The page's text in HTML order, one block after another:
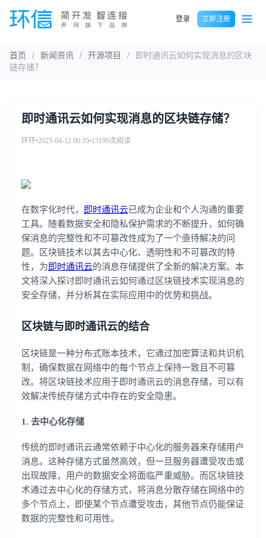
登录 立即注册
首页 / 新闻资讯 / 开源项目 /
即时通讯云如何实现消息的区块
链存储？
即时通讯云如何实现消息的区块链存储？
环环•2025-04-12 00:35•15196次阅读
在数字化时代， 即时通讯云已成为企业和个人沟通的重要
工具。随着数据安全和隐私保护需求的不断提升，如何确
保消息的完整性和不可篡改性成为了一个亟待解决的问
题。区块链技术以其去中心化、透明性和不可篡改的特
性，为即时通讯云的消息存储提供了全新的解决方案。本
文将深入探讨即时通讯云如何通过区块链技术实现消息的
安全存储，并分析其在实际应用中的优势和挑战。
区块链与即时通讯云的结合
区块链是一种分布式账本技术，它通过加密算法和共识机
制，确保数据在网络中的每个节点上保持一致且不可篡
改。将区块链技术应用于即时通讯云的消息存储，可以有
效解决传统存储方式中存在的安全隐患。
1. 去中心化存储
传统的即时通讯云通常依赖于中心化的服务器来存储用户
消息。这种存储方式虽然高效，但一旦服务器遭受攻击或
出现故障，用户的数据安全将面临严重威胁。而区块链技
术通过去中心化的存储方式，将消息分散存储在网络中的
多个节点上，即使某个节点遭受攻击，其他节点仍能保证
数据的完整性和可用性。